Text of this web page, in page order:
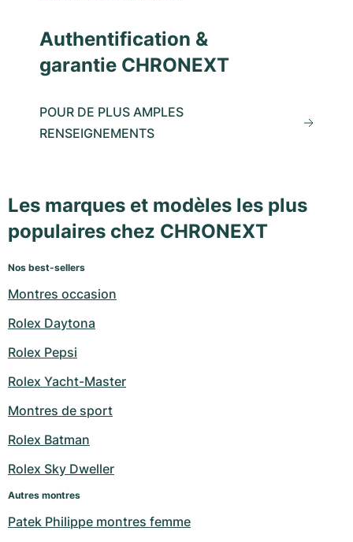
Authentification &
garantie CHRONEXT
POUR DE PLUS AMPLES
RENSEIGNEMENTS
Les marques et modèles les plus
populaires chez CHRONEXT
Nos best-sellers
Montres occasion
Rolex Daytona
Rolex Pepsi
Rolex Yacht-Master
Montres de sport
Rolex Batman
Rolex Sky Dweller
Autres montres
Patek Philippe montres femme